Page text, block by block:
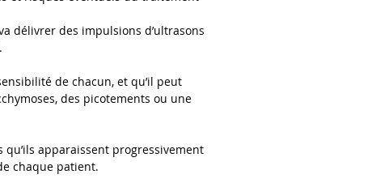
délivrer des impulsions d’ultrasons
de chacun, et qu’il peut
des picotements ou une
apparaissent progressivement
chaque patient.